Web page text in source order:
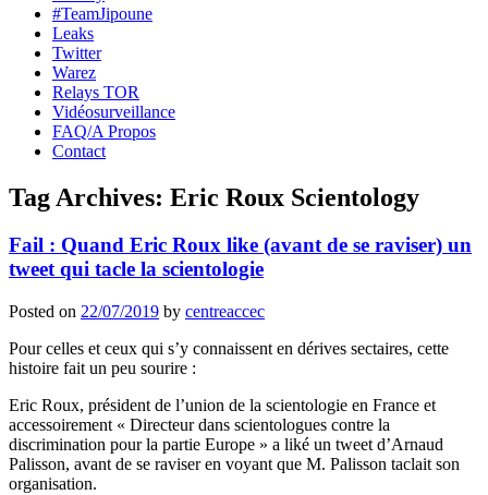
content#TeamJipoune
Leaks
Twitter
Warez
Relays TOR
Vidéosurveillance
FAQ/A Propos
Contact
Tag Archives: Eric Roux Scientology
Fail : Quand Eric Roux like (avant de se raviser) un
tweet qui tacle la scientologie
Posted on 22/07/2019 by centreaccec
Pour celles et ceux qui s’y connaissent en dérives sectaires, cette
histoire fait un peu sourire :
Eric Roux, président de l’union de la scientologie en France et
accessoirement « Directeur dans scientologues contre la
discrimination pour la partie Europe » a liké un tweet d’Arnaud
Palisson, avant de se raviser en voyant que M. Palisson taclait son
organisation.